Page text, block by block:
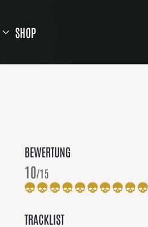
SHOP
BEWERTUNG
10/15
TRACKLIST